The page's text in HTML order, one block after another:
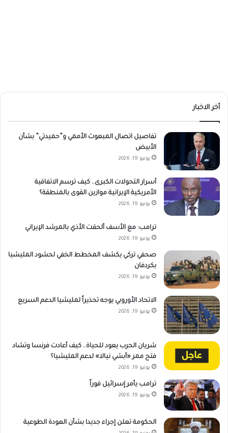
أخر الاخبار
تفاصيل اتصال المبعوث الأممي و”حميدتي” بشأن
الأبيض
يونيو 19, 2026
أسرار التحولات الكبرى.. كيف ترسم الاتفاقية
الأمريكية الإيرانية موازين القوى بالمنطقة؟
يونيو 19, 2026
ترامب: مع الأسف ألحقت الأذي بالمرشد الإيراني
يونيو 19, 2026
صحفي تركي يكشف المخطط الخفي لحشود المليشيا
بكردفان
يونيو 19, 2026
الاتحاد الأوروبي يوجه تحذيراً لمليشيا الدعم السريع
يونيو 19, 2026
شريان الحرب يعود للحياة.. كيف أعادت فرنسا وتشاد
فتح ممر «أبشي نيالا» لدعم المليشيا؟
يونيو 19, 2026
ترامب يأمر إسرائيل فوراً
يونيو 19, 2026
الحكومة تعلن إجراء جديدا بشأن العودة الطوعية